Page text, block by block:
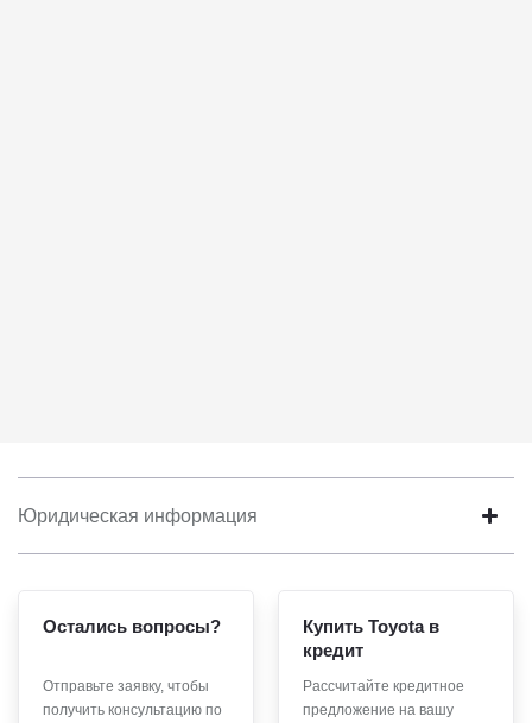
Юридическая информация
Остались вопросы?
Отправьте заявку, чтобы
получить консультацию по
Купить Toyota в
кредит
Рассчитайте кредитное
предложение на вашу